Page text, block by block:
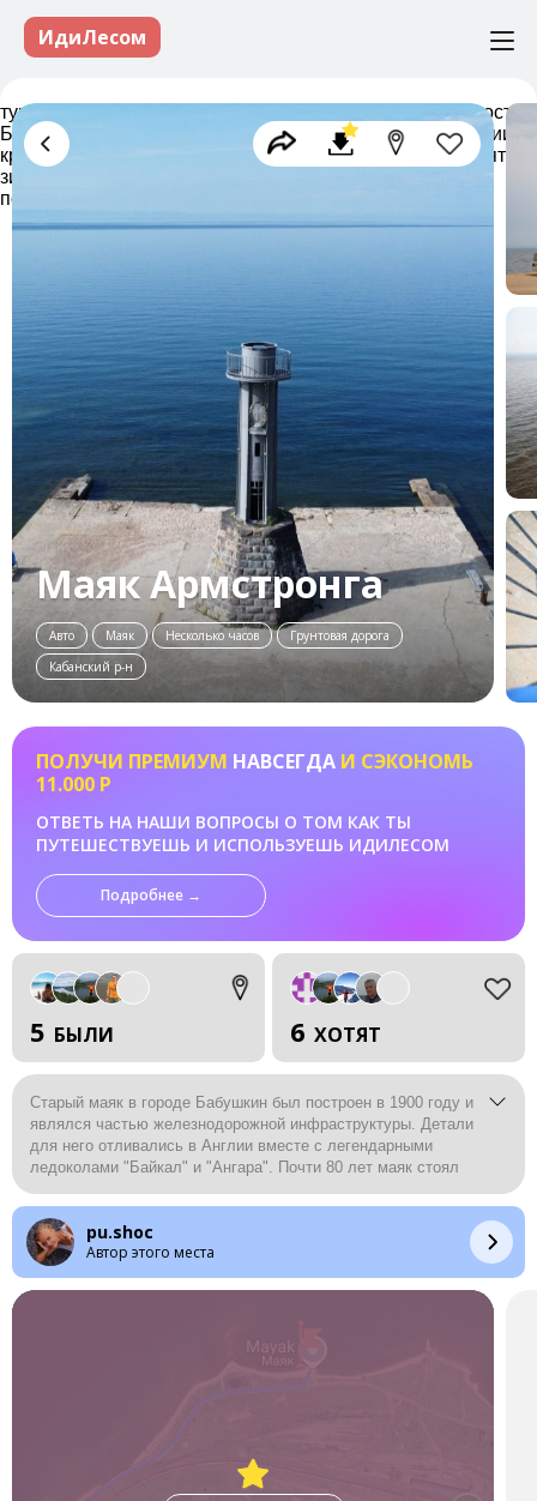
ИдиЛесом
туры в Бурятию, отдых в Бурятии, достопримечательности
Бурятии, экскурсии в Бурятии, активный отдых в Бурятии,
круизы в Бурятии, экотуризм в Бурятии, кемпинг в Бурятии,
зимняя Бурятия, летняя Бурятия, походы в Бурятии,
попутчики в Бурятии, туризм в Бурятии гиды в Бурятии
Маяк Армстронга
Авто Маяк Несколько часов
Грунтовая дорога
Кабанский р-н
ПОЛУЧИ ПРЕМИУМ НАВСЕГДА И СЭКОНОМЬ
11.000 Р
ОТВЕТЬ НА НАШИ ВОПРОСЫ О ТОМ КАК ТЫ
ПУТЕШЕСТВУЕШЬ И ИСПОЛЬЗУЕШЬ ИДИЛЕСОМ
Подробнее →
5 БЫЛИ 6 ХОТЯТ
Старый маяк в городе Бабушкин был построен в 1900 году и
являлся частью железнодорожной инфраструктуры. Детали
для него отливались в Англии вместе с легендарными
ледоколами "Байкал" и "Ангара". Почти 80 лет маяк стоял
1998 году маяк отреставрировали, теперь это памятник
архитектуры регионального значения.
pu.shoc
Автор этого места